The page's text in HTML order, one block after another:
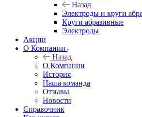
Назад
Электроды и круги
Круги абразивные
Электроды
Акции
О Компании
Назад
О Компании
История
Наша команда
Отзывы
Новости
Справочник